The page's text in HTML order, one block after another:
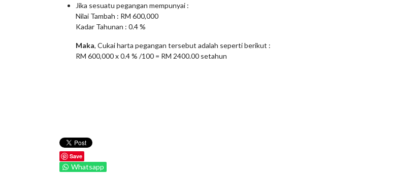
Jika sesuatu pegangan mempunyai :
Nilai Tambah : RM 600,000
Kadar Tahunan : 0.4 %
Maka, Cukai harta pegangan tersebut adalah seperti berikut :
RM 600,000 x 0.4 % /100 = RM 2400.00 setahun
Save
Whatsapp